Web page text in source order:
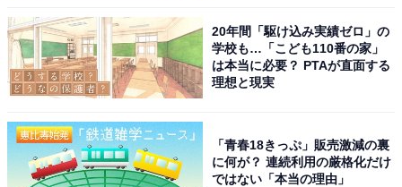
20年間「駆け込み実績ゼロ」の
学校も…「こども110番の家」
は本当に必要？ PTAが直面する
理想と現実
「青春18きっぷ」販売激減の裏
に何が？ 連続利用の厳格化だけ
ではない「本当の理由」